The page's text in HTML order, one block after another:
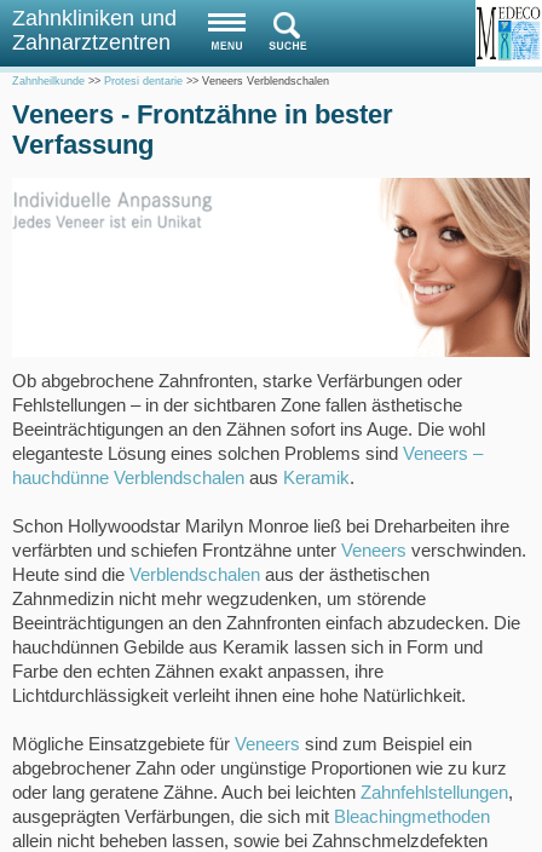
Zahnkliniken und
Zahnarztzentren
Zahnheilkunde >> Protesi dentarie >> Veneers Verblendschalen
Veneers - Frontzähne in bester
Verfassung
Ob abgebrochene Zahnfronten, starke Verfärbungen oder
Fehlstellungen – in der sichtbaren Zone fallen ästhetische
Beeinträchtigungen an den Zähnen sofort ins Auge. Die wohl
eleganteste Lösung eines solchen Problems sind Veneers –
hauchdünne Verblendschalen aus Keramik.
Schon Hollywoodstar Marilyn Monroe ließ bei Dreharbeiten ihre
verfärbten und schiefen Frontzähne unter Veneers verschwinden.
Heute sind die Verblendschalen aus der ästhetischen
Zahnmedizin nicht mehr wegzudenken, um störende
Beeinträchtigungen an den Zahnfronten einfach abzudecken. Die
hauchdünnen Gebilde aus Keramik lassen sich in Form und
Farbe den echten Zähnen exakt anpassen, ihre
Lichtdurchlässigkeit verleiht ihnen eine hohe Natürlichkeit.
Mögliche Einsatzgebiete für Veneers sind zum Beispiel ein
abgebrochener Zahn oder ungünstige Proportionen wie zu kurz
oder lang geratene Zähne. Auch bei leichten Zahnfehlstellungen,
ausgeprägten Verfärbungen, die sich mit Bleachingmethoden
allein nicht beheben lassen, sowie bei Zahnschmelzdefekten